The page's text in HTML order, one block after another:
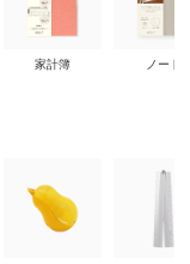
家計簿 ノート